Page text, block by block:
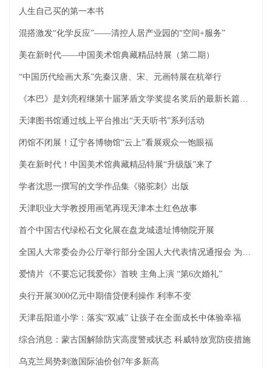
人生自己买的第一本书
混搭激发“化学反应”——清控人居产业园的“空间+服务”
美在新时代——中国美术馆典藏精品特展（第二期）
“中国历代绘画大系”先秦汉唐、宋、元画特展在杭举行
《本巴》是刘亮程继第十届茅盾文学奖提名奖后的最新长篇小说
天津图书馆通过线上平台推出“天天听书”系列活动
闭馆不闭展！辽宁各博物馆“云上”看展观众一饱眼福
美在新时代！中国美术馆典藏精品特展“升级版”来了
学者沈思一撰写的文学作品集《骆驼刺》出版
天津职业大学教授用画笔再现天津本土红色故事
首个中国古代绿松石文化展在盘龙城遗址博物院开展
全国人大常委会办公厅举行部分全国人大代表情况通报会 为代表出席十三届全国人大五次会议作准备
爱情片《不要忘记我爱你》首映 主角上演 “第6次婚礼”
央行开展3000亿元中期借贷便利操作 利率不变
天津岳阳道小学：落实“双减” 让孩子在全面成长中体验幸福
综合消息：蒙古国解除防灾高度警戒状态 科威特放宽防疫措施
乌克兰局势刺激国际油价创7年多新高